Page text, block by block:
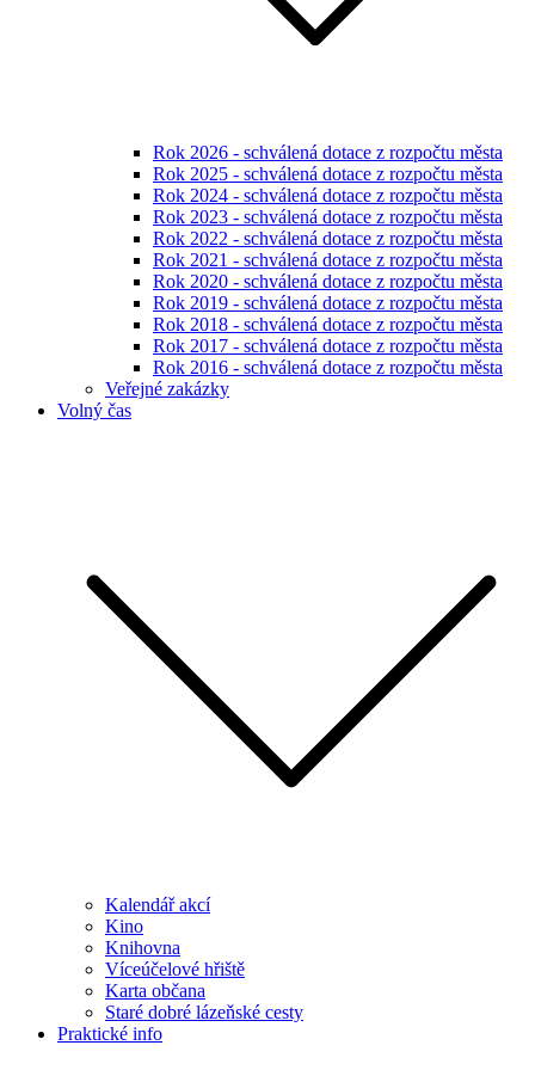
Rok 2026 - schválená dotace z rozpočtu města
Rok 2025 - schválená dotace z rozpočtu města
Rok 2024 - schválená dotace z rozpočtu města
Rok 2023 - schválená dotace z rozpočtu města
Rok 2022 - schválená dotace z rozpočtu města
Rok 2021 - schválená dotace z rozpočtu města
Rok 2020 - schválená dotace z rozpočtu města
Rok 2019 - schválená dotace z rozpočtu města
Rok 2018 - schválená dotace z rozpočtu města
Rok 2017 - schválená dotace z rozpočtu města
Rok 2016 - schválená dotace z rozpočtu města
Veřejné zakázky
Volný čas
Kalendář akcí
Kino
Knihovna
Víceúčelové hřiště
Karta občana
Staré dobré lázeňské cesty
Praktické info